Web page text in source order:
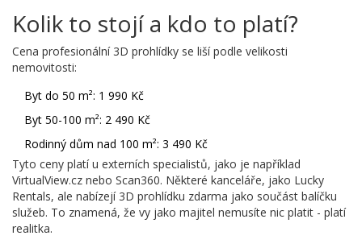
Kolik to stojí a kdo to platí?
Cena profesionální 3D prohlídky se liší podle velikosti
nemovitosti:
Byt do 50 m²: 1 990 Kč
Byt 50-100 m²: 2 490 Kč
Rodinný dům nad 100 m²: 3 490 Kč
Tyto ceny platí u externích specialistů, jako je například
VirtualView.cz nebo Scan360. Některé kanceláře, jako Lucky
Rentals, ale nabízejí 3D prohlídku zdarma jako součást balíčku
služeb. To znamená, že vy jako majitel nemusíte nic platit - platí
realitka.